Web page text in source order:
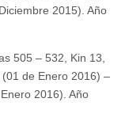
2015). Año
505 – 532, Kin 13,
de Enero 2016) –
2016). Año